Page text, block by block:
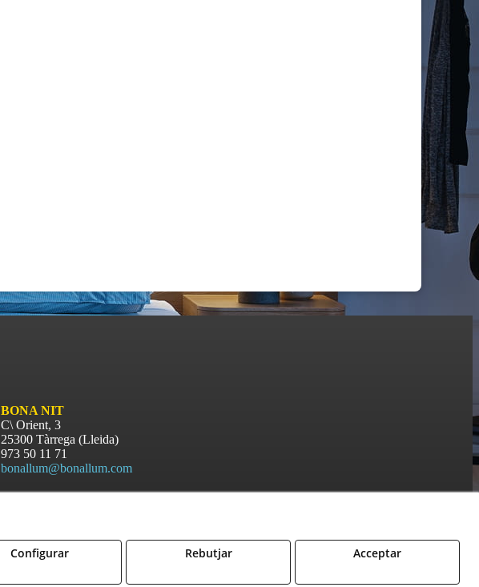
BONA NIT
C\ Orient, 3
25300 Tàrrega (Lleida)
973 50 11 71
bonallum@bonallum.com
Configurar Rebutjar Acceptar